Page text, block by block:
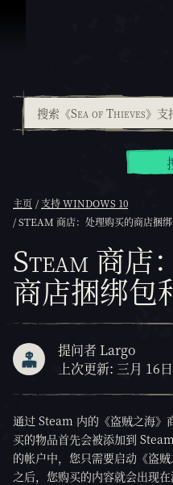
主页
支持 WINDOWS 10
STEAM 商店：处理购买的商店捆
Steam 商店
商店捆绑包
提问者 Largo
上次更新: 三月 16
通过 Steam 内的《盗贼之海》
买的物品首先会被添加到
的帐户中，您只需要启动《盗
之后，您购买的内容就会出现